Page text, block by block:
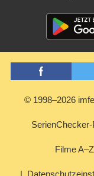
© 1998–2026
Filme A–Z